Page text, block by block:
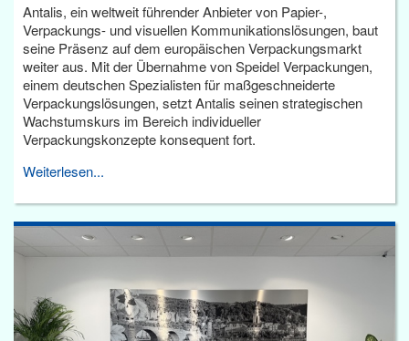
Antalis, ein weltweit führender Anbieter von Papier-,
Verpackungs- und visuellen Kommunikationslösungen, baut
seine Präsenz auf dem europäischen Verpackungsmarkt
weiter aus. Mit der Übernahme von Speidel Verpackungen,
einem deutschen Spezialisten für maßgeschneiderte
Verpackungslösungen, setzt Antalis seinen strategischen
Wachstumskurs im Bereich individueller
Verpackungskonzepte konsequent fort.
Weiterlesen...